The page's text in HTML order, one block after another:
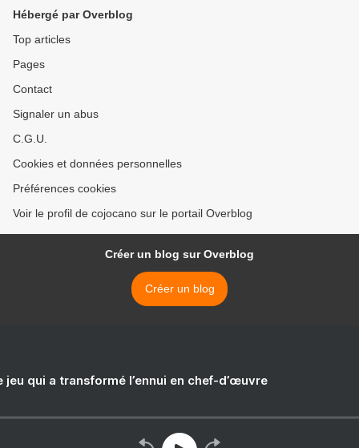
Hébergé par Overblog
Top articles
Pages
Contact
Signaler un abus
C.G.U.
Cookies et données personnelles
Préférences cookies
Voir le profil de cojocano sur le portail Overblog
Créer un blog sur Overblog
Créer un blog
jeu qui a transformé l’ennui en chef-d’œuvre